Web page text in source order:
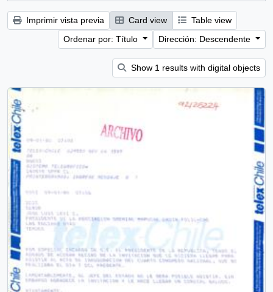
Imprimir vista previa Card view
Table view
Ordenar por: Título
Dirección: Descendente
Show 1 results with digital objects